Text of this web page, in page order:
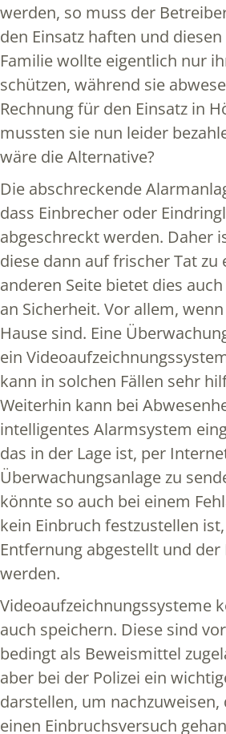
werden, so muss der
den Einsatz haften und
Familie wollte eigentlich nur
schützen, während sie
Rechnung für den Einsatz in
mussten sie nun leider
wäre die Alternative?
Die abschreckende
dass Einbrecher oder
abgeschreckt werden. Daher
diese dann auf frischer Tat zu
anderen Seite bietet dies
an Sicherheit. Vor allem,
Hause sind. Eine
ein
kann in solchen Fällen sehr
Weiterhin kann bei
intelligentes Alarmsystem
das in der Lage ist, per
Überwachungsanlage zu
könnte so auch bei einem
kein Einbruch festzustellen
Entfernung abgestellt und
werden.
Videoaufzeichnungssysteme
auch speichern. Diese sind
bedingt als Beweismittel
aber bei der Polizei ein
darstellen, um nachzuweisen,
einen Einbruchsversuch